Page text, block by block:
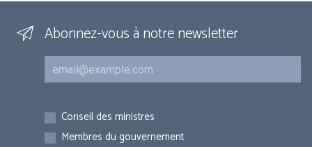
Abonnez-vous à notre newsletter
Courriel
Inscriptions
Conseil des ministres
Membres du gouvernement